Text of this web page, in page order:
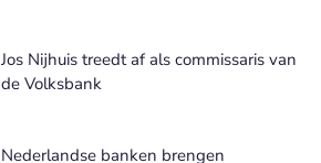
Jos Nijhuis treedt af als commissaris van
de Volksbank
Nederlandse banken brengen